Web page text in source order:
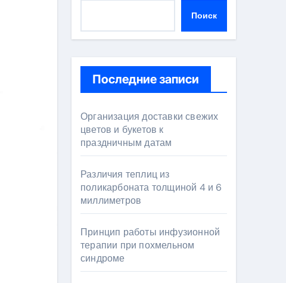
Поиск
Последние записи
Организация доставки свежих
цветов и букетов к
праздничным датам
Различия теплиц из
поликарбоната толщиной 4 и 6
миллиметров
Принцип работы инфузионной
терапии при похмельном
синдроме